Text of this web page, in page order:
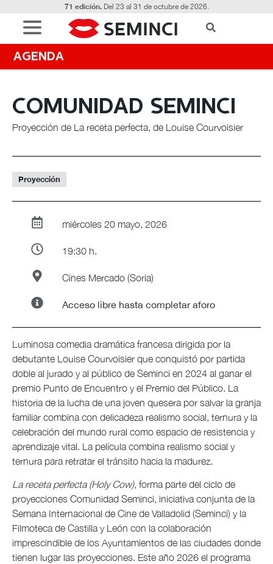
71 edición.Del 23 al 31 de octubre de 2026.
AGENDA
COMUNIDAD SEMINCI
Proyección de La receta perfecta, de Louise Courvoisier
Proyección
miércoles 20 mayo, 2026
19:30 h.
Cines Mercado (Soria)
Acceso libre hasta completar aforo
Luminosa comedia dramática francesa dirigida por la
debutante Louise Courvoisier que conquistó por partida
doble al jurado y al público de Seminci en 2024 al ganar el
premio Punto de Encuentro y el Premio del Público. La
historia de la lucha de una joven quesera por salvar la granja
familiar combina con delicadeza realismo social, ternura y la
celebración del mundo rural como espacio de resistencia y
aprendizaje vital. La película combina realismo social y
ternura para retratar el tránsito hacia la madurez.
La receta perfecta (Holy Cow), forma parte del ciclo de
proyecciones Comunidad Seminci, iniciativa conjunta de la
Semana Internacional de Cine de Valladolid (Seminci) y la
Filmoteca de Castilla y León con la colaboración
imprescindible de los Ayuntamientos de las ciudades donde
tienen lugar las proyecciones. Este año 2026 el programa